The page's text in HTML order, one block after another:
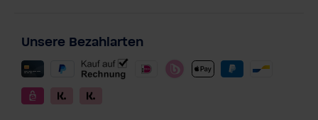
Unsere Bezahlarten